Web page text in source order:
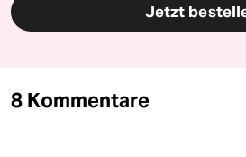
Jetzt
8 Kommentare